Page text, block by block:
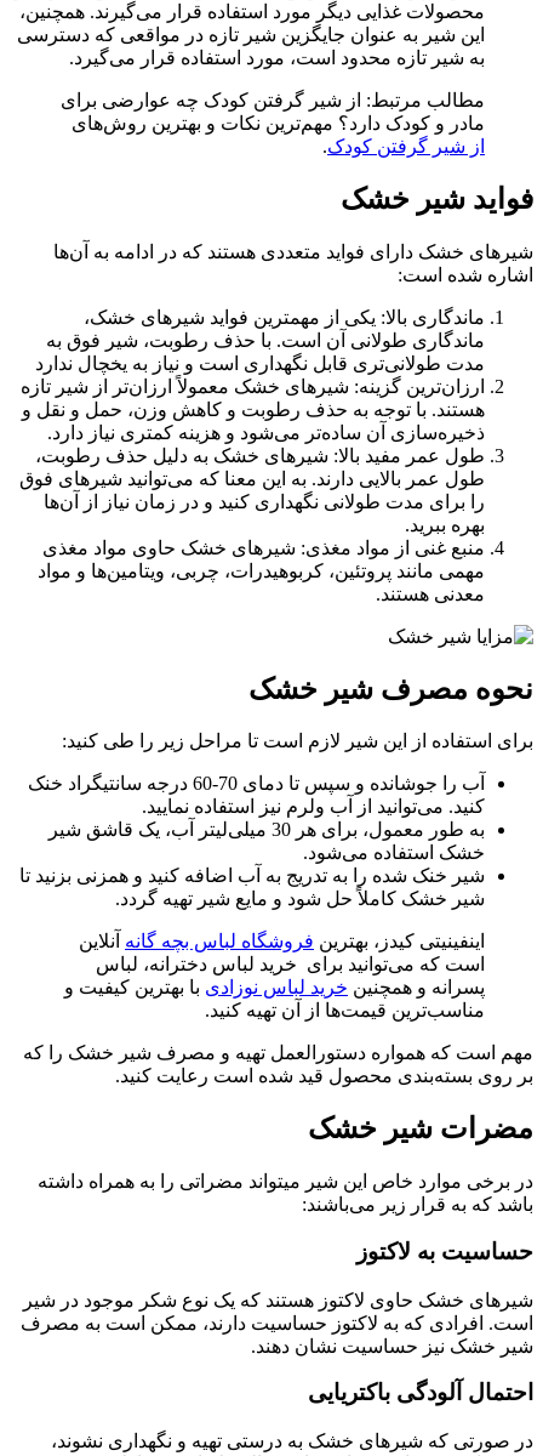
محصولات غذایی دیگر مورد استفاده قرار می‌گیرند. همچنین،
این شیر به عنوان جایگزین شیر تازه در مواقعی که دسترسی
به شیر تازه محدود است، مورد استفاده قرار می‌گیرد.
مطالب مرتبط: از شیر گرفتن کودک چه عوارضی برای
مادر و کودک دارد؟ مهم‌ترین نکات و بهترین روش‌های
از شیر گرفتن کودک.
شیر خشک
خشک دارای فواید متعددی هستند که در ادامه به آن‌ها
شده است:
ماندگاری بالا: یکی از مهمترین فواید شیرهای خشک،
ماندگاری طولانی آن است. با حذف رطوبت، شیر فوق به
مدت طولانی‌تری قابل نگهداری است و نیاز به یخچال ندارد
ارزان‌ترین گزینه: شیرهای خشک معمولاً ارزان‌تر از شیر تازه
هستند. با توجه به حذف رطوبت و کاهش وزن، حمل و نقل و
ذخیره‌سازی آن ساده‌تر می‌شود و هزینه کمتری نیاز دارد.
طول عمر مفید بالا: شیرهای خشک به دلیل حذف رطوبت،
طول عمر بالایی دارند. به این معنا که می‌توانید شیرهای فوق
را برای مدت طولانی نگهداری کنید و در زمان نیاز از آن‌ها
بهره ببرید.
منبع غنی از مواد مغذی: شیرهای خشک حاوی مواد مغذی
مهمی مانند پروتئین، کربوهیدرات، چربی، ویتامین‌ها و مواد
معدنی هستند.
مصرف شیر خشک
استفاده از این شیر لازم است تا مراحل زیر را طی کنید:
آب را جوشانده و سپس تا دمای 70-60 درجه سانتیگراد خنک
کنید. می‌توانید از آب ولرم نیز استفاده نمایید.
به طور معمول، برای هر 30 میلی‌لیتر آب، یک قاشق شیر
خشک استفاده می‌شود.
شیر خنک شده را به تدریج به آب اضافه کنید و همزنی بزنید تا
شیر خشک کاملاً حل شود و مایع شیر تهیه گردد.
اینفینیتی کیدز، بهترین فروشگاه لباس بچه گانهآنلاین
است که می‌توانید برای خرید لباس دخترانه، لباس
پسرانه و همچنینخرید لباس نوزادی با بهترین کیفیت و
مناسب‌ترین قیمت‌ها از آن تهیه کنید.
است که همواره دستورالعمل تهیه و مصرف شیر خشک را که
روی بسته‌بندی محصول قید شده است رعایت کنید.
شیر خشک
در برخی موارد خاص این شیر می‎تواند مضراتی را به همراه داشته
که به قرار زیر می‌باشند:
به لاکتوز
خشک حاوی لاکتوز هستند که یک نوع شکر موجود در شیر
افرادی که به لاکتوز حساسیت دارند، ممکن است به مصرف
خشک نیز حساسیت نشان دهند.
آلودگی باکتریایی
صورتی که شیرهای خشک به درستی تهیه و نگهداری نشوند،